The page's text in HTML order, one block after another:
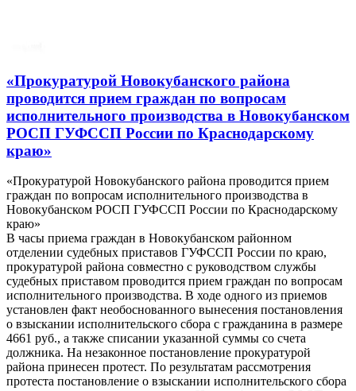
«Прокуратурой Новокубанского района
проводится прием граждан по вопросам
исполнительного производства в Новокубанском
РОСП ГУФССП России по Краснодарскому
краю»
«Прокуратурой Новокубанского района проводится прием
граждан по вопросам исполнительного производства в
Новокубанском РОСП ГУФССП России по Краснодарскому
краю»
В часы приема граждан в Новокубанском районном
отделении судебных приставов ГУФССП России по краю,
прокуратурой района совместно с руководством службы
судебных приставом проводится прием граждан по вопросам
исполнительного производства. В ходе одного из приемов
установлен факт необоснованного вынесения постановления
о взыскании исполнительского сбора с гражданина в размере
4661 руб., а также списании указанной суммы со счета
должника. На незаконное постановление прокуратурой
района принесен протест. По результатам рассмотрения
протеста постановление о взыскании исполнительского сбора